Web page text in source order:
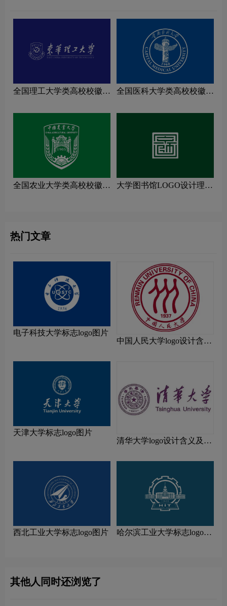
全国理工大学类高校校徽设
全国医科大学类高校校徽设
全国农业大学类高校校徽设
大学图书馆LOGO设计理念
热门文章
电子科技大学标志logo图片
中国人民大学logo设计含义
天津大学标志logo图片
清华大学logo设计含义及设
西北工业大学标志logo图片
哈尔滨工业大学标志logo图
其他人同时还浏览了